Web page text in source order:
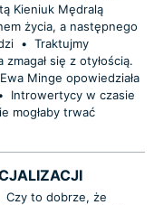
Kieniuk Mędralą
życia, a następnego
• Traktujmy
zmagał się z otyłością.
Ewa Minge opowiedziała
Introwertycy w czasie
mogłaby trwać
Czy to dobrze, że